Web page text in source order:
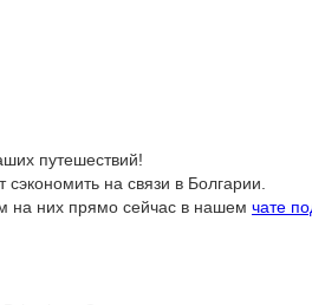
путешествий!
на связи в Болгарии.
на них прямо сейчас в нашем чате